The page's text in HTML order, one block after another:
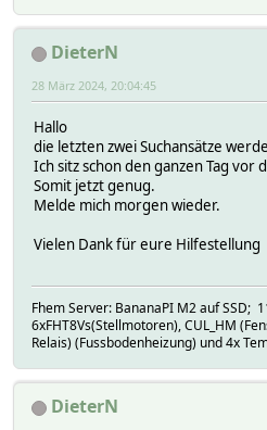
DieterN
28 März 2024, 20:04:45
Hallo
die letzten zwei Suchansätze
Ich sitz schon den ganzen Tag vor
Somit jetzt genug.
Melde mich morgen wieder.
Vielen Dank für eure Hilfestellung
Fhem Server: BananaPI M2 auf SSD;
6xFHT8Vs(Stellmotoren), CUL_HM
Relais) (Fussbodenheizung) und 4x
DieterN